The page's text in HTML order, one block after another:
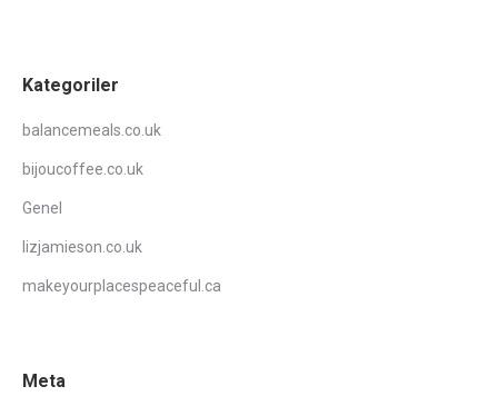
Kategoriler
balancemeals.co.uk
bijoucoffee.co.uk
Genel
lizjamieson.co.uk
makeyourplacespeaceful.ca
Meta